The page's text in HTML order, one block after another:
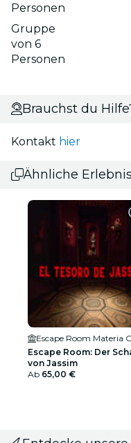
Personen
Gruppe
von 6
Personen
Brauchst du
Kontakt hier
Ähnliche
Escape Room: Der
von Jassim
Ab 65,00 €